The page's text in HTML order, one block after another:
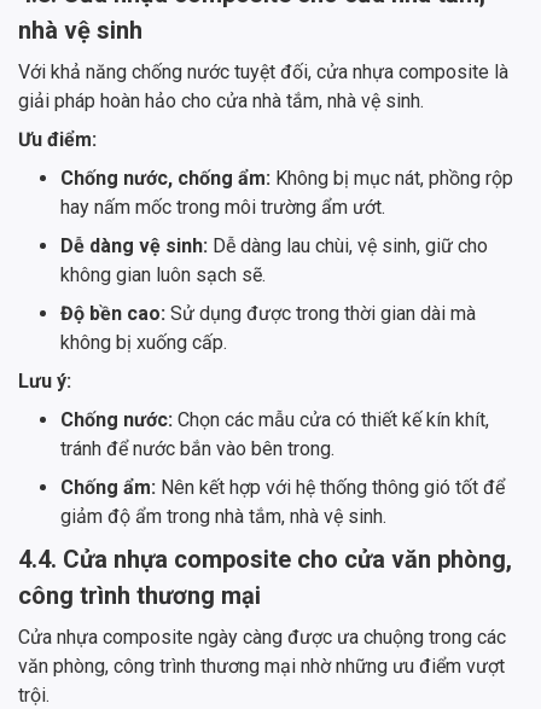
nhà vệ sinh
Với khả năng chống nước tuyệt đối, cửa nhựa composite là
giải pháp hoàn hảo cho cửa nhà tắm, nhà vệ sinh.
Ưu điểm:
Chống nước, chống ẩm: Không bị mục nát, phồng rộp
hay nấm mốc trong môi trường ẩm ướt.
Dễ dàng vệ sinh: Dễ dàng lau chùi, vệ sinh, giữ cho
không gian luôn sạch sẽ.
Độ bền cao: Sử dụng được trong thời gian dài mà
không bị xuống cấp.
Lưu ý:
Chống nước: Chọn các mẫu cửa có thiết kế kín khít,
tránh để nước bắn vào bên trong.
Chống ẩm: Nên kết hợp với hệ thống thông gió tốt để
giảm độ ẩm trong nhà tắm, nhà vệ sinh.
4.4. Cửa nhựa composite cho cửa văn phòng,
công trình thương mại
Cửa nhựa composite ngày càng được ưa chuộng trong các
văn phòng, công trình thương mại nhờ những ưu điểm vượt
trội.